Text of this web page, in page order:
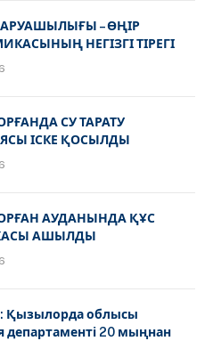
– ӨҢІР
НЕГІЗГІ ТІРЕГІ
СУ ТАРАТУ
ІСКЕ ҚОСЫЛДЫ
АУДАНЫНДА ҚҰС
АШЫЛДЫ
Қызылорда облысы
департаменті 20 мыңнан